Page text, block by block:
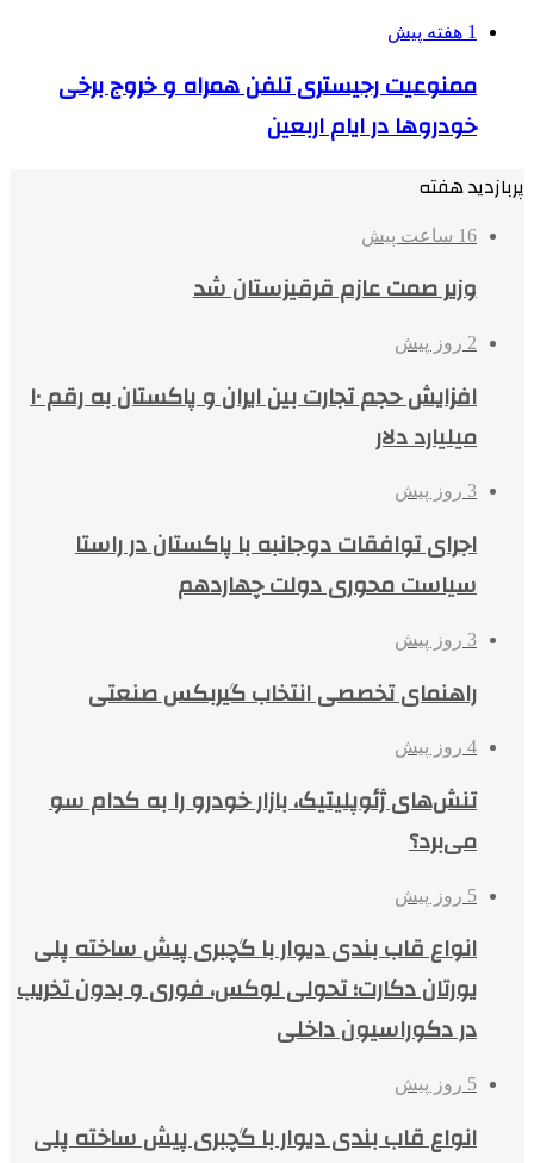
1 هفته پیش
ممنوعیت رجیستری تلفن همراه و خروج برخی
خودروها در ایام اربعین
پربازدید هفته
16 ساعت پیش
وزیر صمت عازم قرقیزستان شد
2 روز پیش
افزایش حجم تجارت بین ایران و پاکستان به رقم ۱۰
میلیارد دلار
3 روز پیش
اجرای توافقات دوجانبه با پاکستان در راستا
سیاست محوری دولت چهاردهم
3 روز پیش
راهنمای تخصصی انتخاب گیربکس صنعتی
4 روز پیش
تنش‌های ژئوپلیتیک، بازار خودرو را به کدام سو
می‌برد؟
5 روز پیش
انواع قاب بندی دیوار با گچبری پیش ساخته پلی
یورتان دکارت؛ تحولی لوکس، فوری و بدون تخریب
در دکوراسیون داخلی
5 روز پیش
انواع قاب بندی دیوار با گچبری پیش ساخته پلی